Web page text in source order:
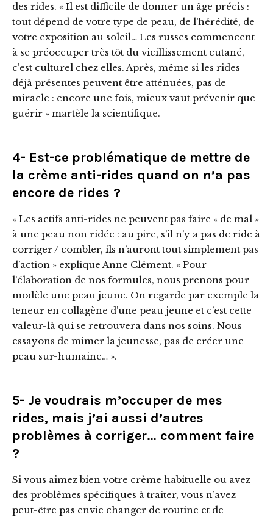
des rides. « Il est difficile de donner un âge précis :
tout dépend de votre type de peau, de l’hérédité, de
votre exposition au soleil… Les russes commencent
à se préoccuper très tôt du vieillissement cutané,
c’est culturel chez elles. Après, même si les rides
déjà présentes peuvent être atténuées, pas de
miracle : encore une fois, mieux vaut prévenir que
guérir » martèle la scientifique.
4- Est-ce problématique de mettre de
la crème anti-rides quand on n’a pas
encore de rides ?
« Les actifs anti-rides ne peuvent pas faire « de mal »
à une peau non ridée : au pire, s’il n’y a pas de ride à
corriger / combler, ils n’auront tout simplement pas
d’action » explique Anne Clément. « Pour
l’élaboration de nos formules, nous prenons pour
modèle une peau jeune. On regarde par exemple la
teneur en collagène d’une peau jeune et c’est cette
valeur-là qui se retrouvera dans nos soins. Nous
essayons de mimer la jeunesse, pas de créer une
peau sur-humaine… ».
5- Je voudrais m’occuper de mes
rides, mais j’ai aussi d’autres
problèmes à corriger… comment faire
?
Si vous aimez bien votre crème habituelle ou avez
des problèmes spécifiques à traiter, vous n’avez
peut-être pas envie changer de routine et de